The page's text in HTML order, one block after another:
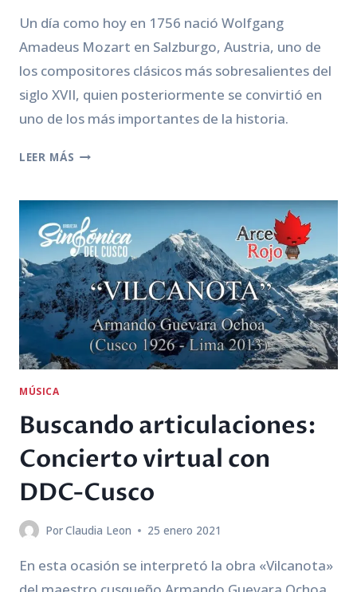
Un día como hoy en 1756 nació Wolfgang
Amadeus Mozart en Salzburgo, Austria, uno de
los compositores clásicos más sobresalientes del
siglo XVII, quien posteriormente se convirtió en
uno de los más importantes de la historia.
LEER MÁS 27
–
EL
NACIMIENTO
DEL
NIÑO
GENIO
MÚSICA
Buscando articulaciones:
Concierto virtual con
DDC-Cusco
PorClaudia Leon 25 enero 2021
En esta ocasión se interpretó la obra «Vilcanota»